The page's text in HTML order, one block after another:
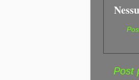
Post